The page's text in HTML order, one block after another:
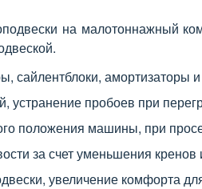
на малотоннажный
сайлентблоки, амортизаторы
устранение пробоев при
положения машины, при
за счет уменьшения кренов
увеличение комфорта